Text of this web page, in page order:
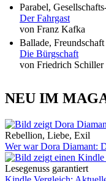
Parabel,
Der Fahrgast
von Franz Kafka
Ballade, Freundschaft
Die Bürgschaft
von Friedrich Schiller
NEU IM
Rebellion, Liebe, Exil
Wer war Dora Diamant:
Lesegenuss garantiert